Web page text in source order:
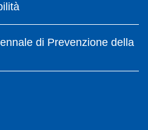
di Prevenzione della